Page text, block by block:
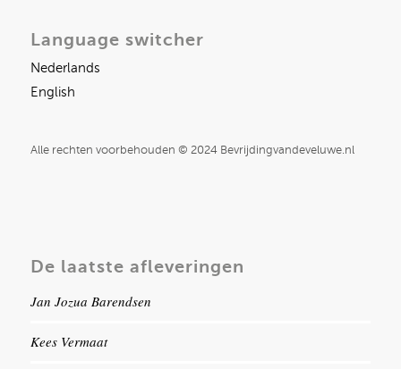
Language switcher
Nederlands
English
Alle rechten voorbehouden © 2024 Bevrijdingvandeveluwe.nl
De laatste afleveringen
Jan Jozua Barendsen
Kees Vermaat